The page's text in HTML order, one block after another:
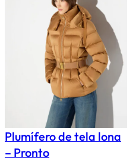
Plumífero de tela lona
– Pronto